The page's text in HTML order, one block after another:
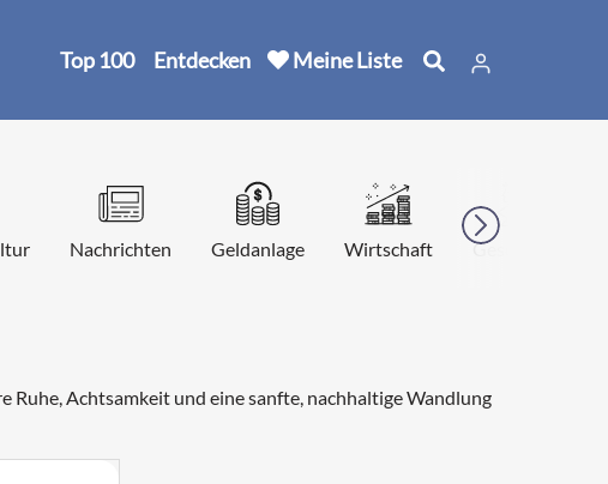
Top 100 Entdecken Meine Liste
Nachrichten Geldanlage Wirtschaft Geschichte
Achtsamkeit und eine sanfte, nachhaltige Wandlung